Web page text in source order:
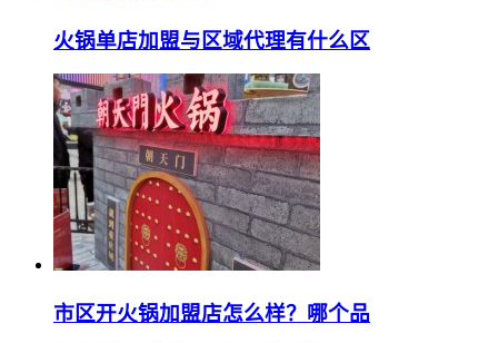
火锅单店加盟与区域代理有什么区
市区开火锅加盟店怎么样？哪个品